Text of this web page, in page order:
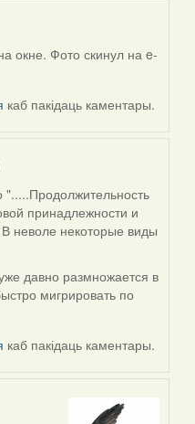
окне. Фото скинул на e-
каб пакідаць каментары.
".....Продолжительность
принадлежности и
неволе некоторые виды
давно размножается в
мигрировать по
каб пакідаць каментары.